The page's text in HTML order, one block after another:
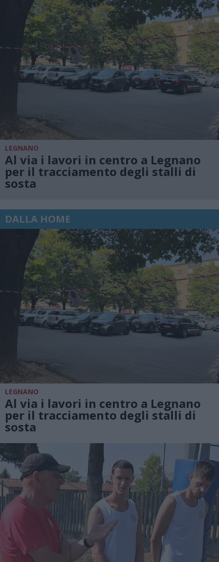
LEGNANO
Al via i lavori in centro a Legnano
per il tracciamento degli stalli di
sosta
DALLA HOME
LEGNANO
Al via i lavori in centro a Legnano
per il tracciamento degli stalli di
sosta